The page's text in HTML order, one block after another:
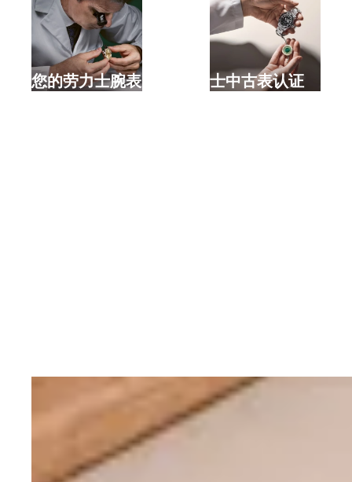
检修您的劳力士腕表 劳力士中古表认证